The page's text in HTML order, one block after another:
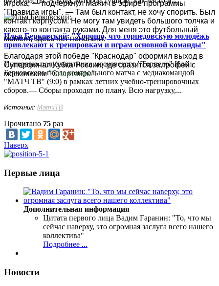
Илья Берковский: "Хорошо, что торпедовскую молодёжь
привлекают к тренировкам и играм основной команды"
Интервью полузащитника московского "Торпедо" Ильи
Берковского после контрольного матча с медиакомандой
"МАТЧ ТВ" (9:0) в рамках летних учебно-тренировочных
сборов.— Сборы проходят по плану. Всю нагрузку,...
игрока, — подчеркнул Мажич в эфире программы
"Правила игры". — Там был контакт, не хочу спорить. Был
контакт корпусом. Не могу там увидеть большого толчка и
какого‑то контакта руками. Для меня это футбольный
момент, здесь нет пенальти.
Благодаря этой победе "Краснодар" оформил выход в
Суперфинал Кубка России, где сразится за трофей с
московским"Спартаком".
Источник: МатчТВ
Прочитано 75 раз
Наверх
Первые лица
Дополнительная информация
Цитата первого лица Вадим Гаранин: "То, что мы
сейчас наверху, это огромная заслуга всего нашего
коллектива"
Подробнее ...
Новости